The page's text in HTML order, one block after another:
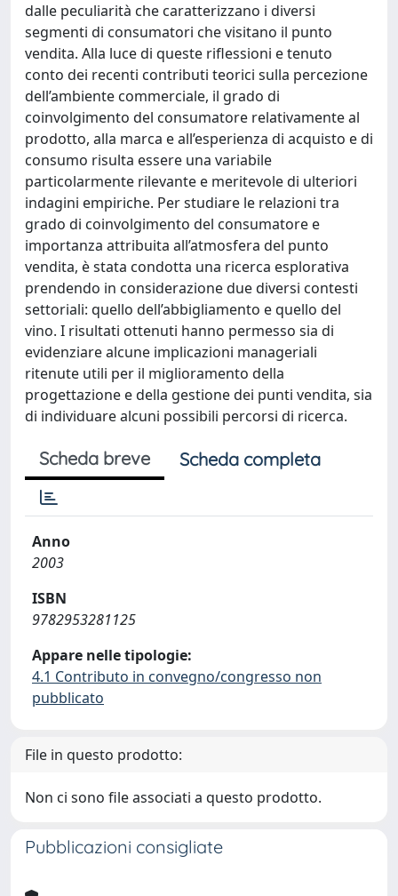
dalle peculiarità che caratterizzano i diversi
segmenti di consumatori che visitano il punto
vendita. Alla luce di queste riflessioni e tenuto
conto dei recenti contributi teorici sulla percezione
dell’ambiente commerciale, il grado di
coinvolgimento del consumatore relativamente al
prodotto, alla marca e all’esperienza di acquisto e di
consumo risulta essere una variabile
particolarmente rilevante e meritevole di ulteriori
indagini empiriche. Per studiare le relazioni tra
grado di coinvolgimento del consumatore e
importanza attribuita all’atmosfera del punto
vendita, è stata condotta una ricerca esplorativa
prendendo in considerazione due diversi contesti
settoriali: quello dell’abbigliamento e quello del
vino. I risultati ottenuti hanno permesso sia di
evidenziare alcune implicazioni manageriali
ritenute utili per il miglioramento della
progettazione e della gestione dei punti vendita, sia
di individuare alcuni possibili percorsi di ricerca.
Scheda breve Scheda completa
Anno
2003
ISBN
9782953281125
Appare nelle tipologie:
4.1 Contributo in convegno/congresso non
pubblicato
File in questo prodotto:
Non ci sono file associati a questo prodotto.
Pubblicazioni consigliate